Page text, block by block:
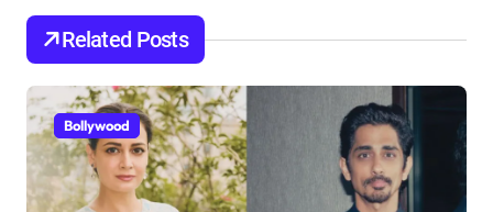
a
t
i
o
n
Related Posts
Bollywood